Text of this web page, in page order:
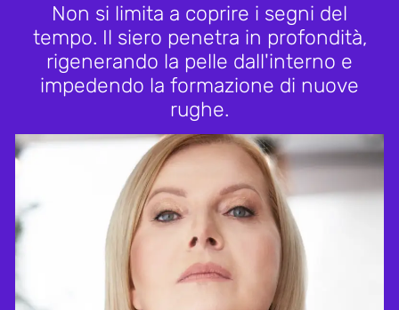
Non si limita a coprire i segni del
tempo. Il siero penetra in profondità,
rigenerando la pelle dall'interno e
impedendo la formazione di nuove
rughe.